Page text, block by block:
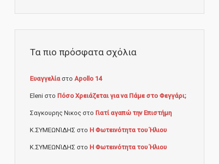
Τα πιο πρόσφατα σχόλια
Ευαγγελίαστο Apollo 14
Eleni στο Πόσο Χρειάζεται για να Πάμε στο Φεγγάρι;
Σαγκουρης Νικος στο Γιατί αγαπώ την Επιστήμη
Κ.ΣΥΜΕΩΝΊΔΗΣ στο Η Φωτεινότητα του Ήλιου
Κ.ΣΥΜΕΩΝΊΔΗΣ στο Η Φωτεινότητα του Ήλιου